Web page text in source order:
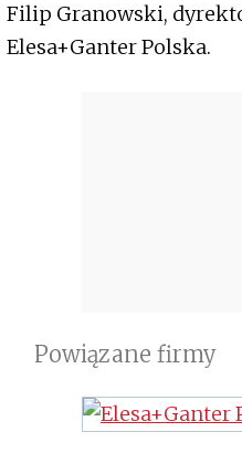
Filip Granowski,
Elesa+Ganter Polska.
Powiązane firmy